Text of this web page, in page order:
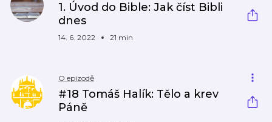
1. Úvod do Bible: Jak číst Bibli
dnes
14. 6. 2022 21 min
O epizodě
#18 Tomáš Halík: Tělo a krev
Páně